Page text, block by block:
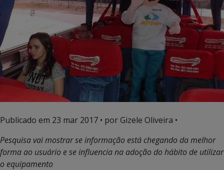
Publicado em 23 mar 2017 • por Gizele Oliveira •
Pesquisa vai mostrar se informação está chegando da melhor
forma ao usuário e se influencia na adoção do hábito de utilizar
o equipamento